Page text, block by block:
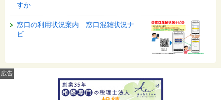
すか
窓口の利用状況案内 窓口混雑状況ナ
ビ
広告